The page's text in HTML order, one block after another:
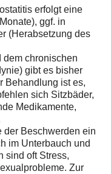
erfolgt eine
ggf. in
(Herabsetzung des
dem chronischen
gibt es bisher
Behandlung ist es,
sich Sitzbäder,
Medikamente,
der Beschwerden ein
im Unterbauch und
sind oft Stress,
Zur